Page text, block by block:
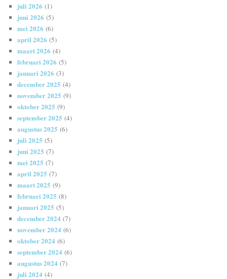
juli 2026 (1)
juni 2026 (5)
mei 2026 (6)
april 2026 (5)
maart 2026 (4)
februari 2026 (5)
januari 2026 (3)
december 2025 (4)
november 2025 (9)
oktober 2025 (9)
september 2025 (4)
augustus 2025 (6)
juli 2025 (5)
juni 2025 (7)
mei 2025 (7)
april 2025 (7)
maart 2025 (9)
februari 2025 (8)
januari 2025 (5)
december 2024 (7)
november 2024 (6)
oktober 2024 (6)
september 2024 (6)
augustus 2024 (7)
juli 2024 (4)